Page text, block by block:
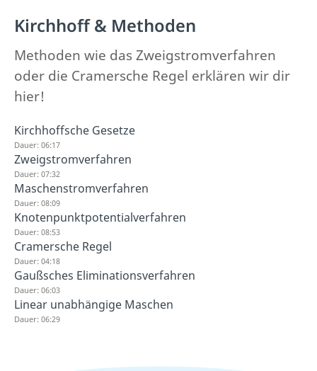
Kirchhoff & Methoden
Methoden wie das Zweigstromverfahren
oder die Cramersche Regel erklären wir dir
hier!
Kirchhoffsche Gesetze
Dauer: 06:17
Zweigstromverfahren
Dauer: 07:32
Maschenstromverfahren
Dauer: 08:09
Knotenpunktpotentialverfahren
Dauer: 08:53
Cramersche Regel
Dauer: 04:18
Gaußsches Eliminationsverfahren
Dauer: 06:03
Linear unabhängige Maschen
Dauer: 06:29